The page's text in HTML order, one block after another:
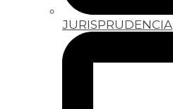
JURISPRUDENCIA